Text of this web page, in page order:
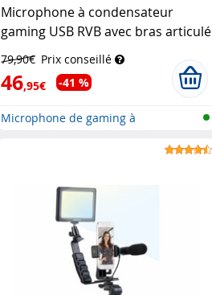
Microphone à condensateur
gaming USB RVB avec bras articulé
79,90€ Prix conseillé
46,95€ -41 %
Microphone de gaming à